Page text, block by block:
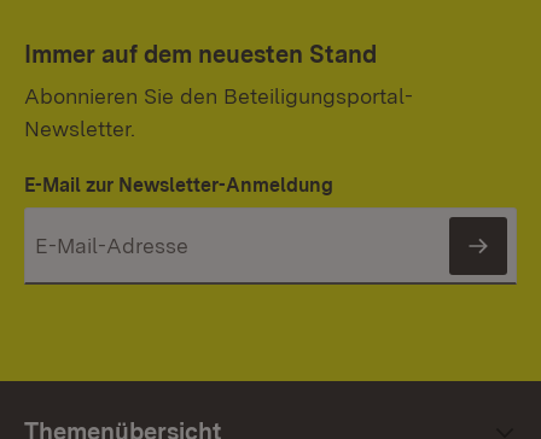
Immer auf dem neuesten Stand
Abonnieren Sie den Beteiligungsportal-
Newsletter.
E-Mail zur Newsletter-Anmeldung
Themenübersicht